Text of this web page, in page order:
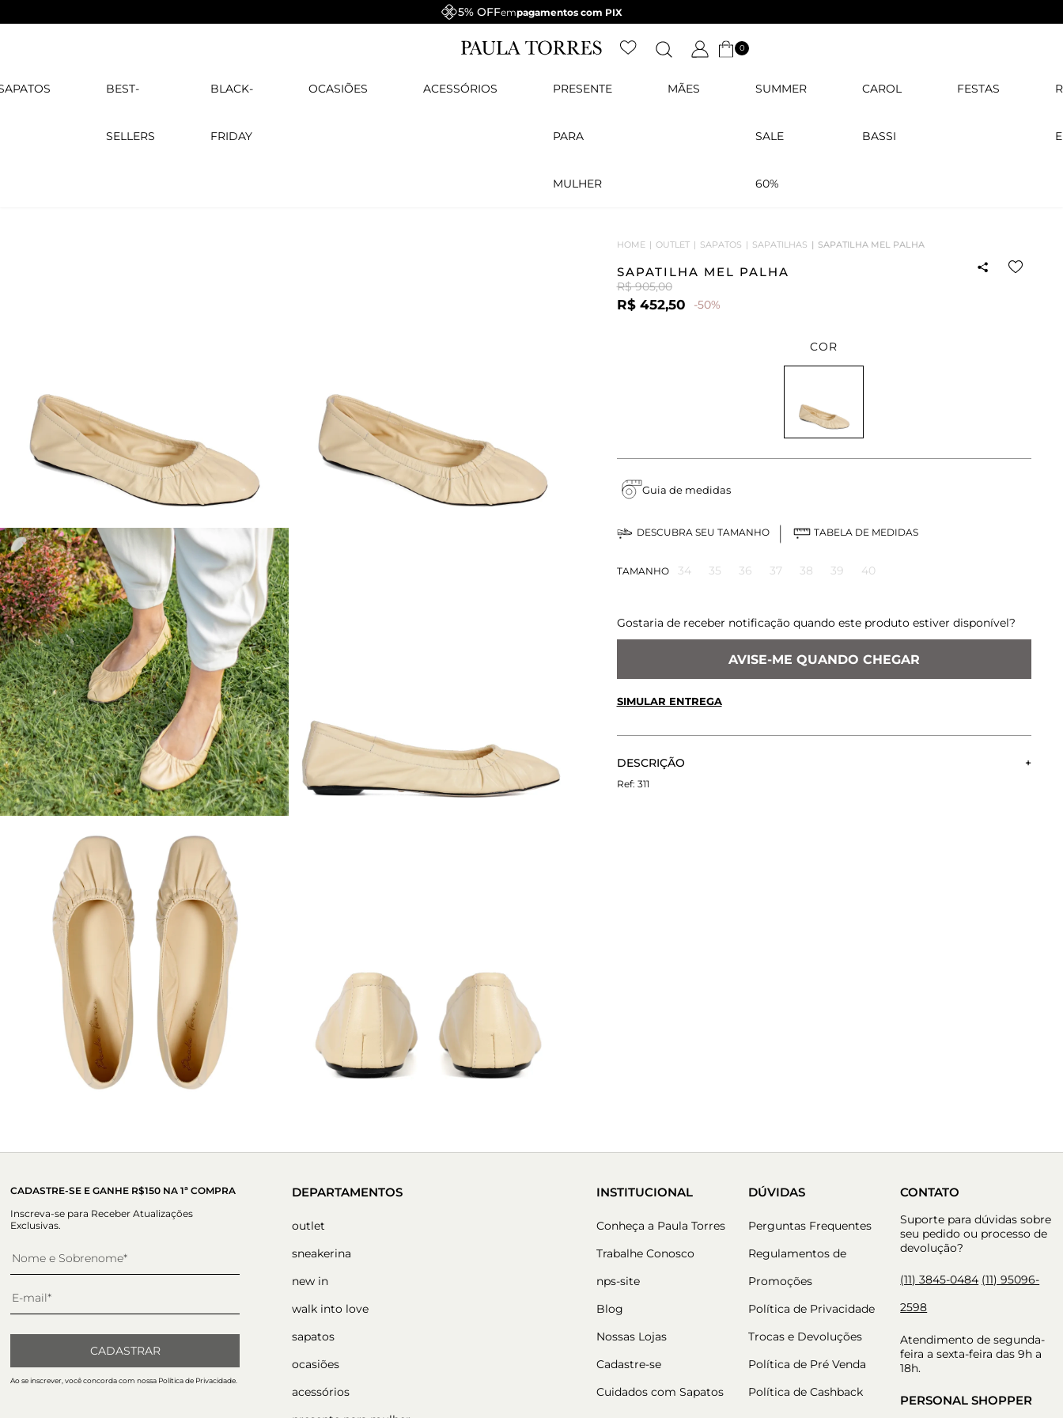
5% OFFempagamentos com PIX
0
BEST-
SELLERS
BLACK-
FRIDAY
OCASIÕES ACESSÓRIOS PRESENTE
PARA
MULHER
MÃES SUMMER
SALE
60%
CAROL
BASSI
FESTAS
HOME OUTLET SAPATOS SAPATILHAS SAPATILHA MEL PALHA
SAPATILHA MEL PALHA
R$ 905,00
R$ 452,50 -50%
COR
Guia de medidas
DESCUBRA SEU TAMANHO TABELA DE MEDIDAS
TAMANHO 34 35 36 37 38 39 40
Gostaria de receber notificação quando este produto estiver disponível?
AVISE-ME QUANDO CHEGAR
SIMULAR ENTREGA
DESCRIÇÃO
A Sapatilha Mel é confeccionada em couro. Modelagem em bico quadrado
311
CADASTRE-SE E GANHE R$150 NA 1ª COMPRA
Inscreva-se para Receber Atualizações
Exclusivas.
CADASTRAR
Ao se inscrever, você concorda com nossa Política de Privacidade.
DEPARTAMENTOS
outlet
sneakerina
new in
walk into love
sapatos
ocasiões
acessórios
INSTITUCIONAL
Conheça a Paula Torres
Trabalhe Conosco
nps-site
Blog
Nossas Lojas
Cadastre-se
Cuidados com Sapatos
DÚVIDAS
Perguntas Frequentes
Regulamentos de
Promoções
Política de Privacidade
Trocas e Devoluções
Política de Pré Venda
Política de Cashback
CONTATO
Suporte para dúvidas sobre
seu pedido ou processo de
devolução?
(11) 3845-0484 (11) 95096-
2598
Atendimento de segunda-
feira a sexta-feira das 9h a
18h.
PERSONAL SHOPPER